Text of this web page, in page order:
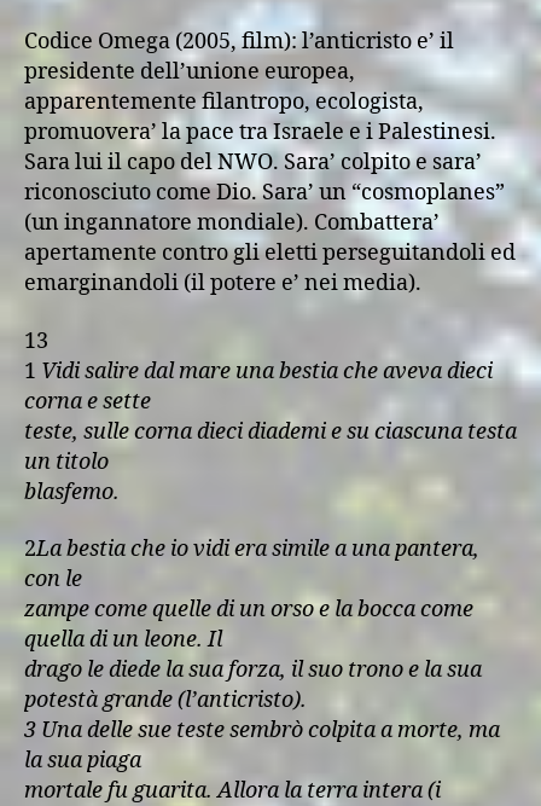
Codice Omega (2005, film): l’anticristo e’ il
presidente dell’unione europea,
apparentemente filantropo, ecologista,
promuovera’ la pace tra Israele e i Palestinesi.
Sara lui il capo del NWO. Sara’ colpito e sara’
riconosciuto come Dio. Sara’ un “cosmoplanes”
(un ingannatore mondiale). Combattera’
apertamente contro gli eletti perseguitandoli ed
emarginandoli (il potere e’ nei media).
13
1 Vidi salire dal mare una bestia che aveva dieci
corna e sette
teste, sulle corna dieci diademi e su ciascuna testa
un titolo
blasfemo.
2La bestia che io vidi era simile a una pantera,
con le
zampe come quelle di un orso e la bocca come
quella di un leone. Il
drago le diede la sua forza, il suo trono e la sua
potestà grande (l’anticristo).
3 Una delle sue teste sembrò colpita a morte, ma
la sua piaga
mortale fu guarita. Allora la terra intera (i